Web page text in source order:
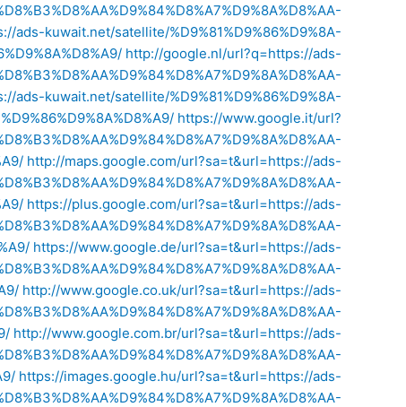
ads-kuwait.net/satellite/%D9%81%D9%86%D9%8A-
http://google.nl/url?q=https://ads-
ads-kuwait.net/satellite/%D9%81%D9%86%D9%8A-
https://www.google.it/url?
http://maps.google.com/url?sa=t&url=https://ads-
https://plus.google.com/url?sa=t&url=https://ads-
https://www.google.de/url?sa=t&url=https://ads-
http://www.google.co.uk/url?sa=t&url=https://ads-
http://www.google.com.br/url?sa=t&url=https://ads-
https://images.google.hu/url?sa=t&url=https://ads-